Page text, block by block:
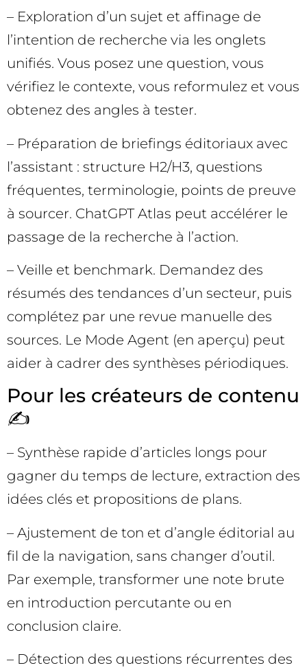
– Exploration d’un sujet et affinage de
l’intention de recherche via les onglets
unifiés. Vous posez une question, vous
vérifiez le contexte, vous reformulez et vous
obtenez des angles à tester.
– Préparation de briefings éditoriaux avec
l’assistant : structure H2/H3, questions
fréquentes, terminologie, points de preuve
à sourcer. ChatGPT Atlas peut accélérer le
passage de la recherche à l’action.
– Veille et benchmark. Demandez des
résumés des tendances d’un secteur, puis
complétez par une revue manuelle des
sources. Le Mode Agent (en aperçu) peut
aider à cadrer des synthèses périodiques.
Pour les créateurs de contenu
✍️
– Synthèse rapide d’articles longs pour
gagner du temps de lecture, extraction des
idées clés et propositions de plans.
– Ajustement de ton et d’angle éditorial au
fil de la navigation, sans changer d’outil.
Par exemple, transformer une note brute
en introduction percutante ou en
conclusion claire.
– Détection des questions récurrentes des